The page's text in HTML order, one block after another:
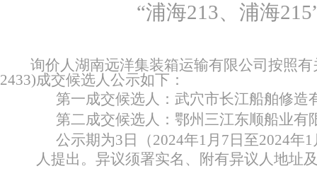
“浦海213、浦海
询价人湖南远洋集装箱运输有限公司按照有
2433)成交候选人公示如下：
第一成交候选人：武穴市长江船舶修造
第二成交候选人： 鄂州 三江东顺船业有
公示期为3日（2024年1 月 7 日至2024年1
人提出。异议须署实名、附有异议人地址